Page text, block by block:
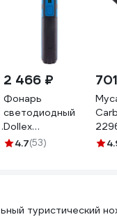
2 466 ₽
Фонарь
светодиодный
Dollex
аккумуляторный,
4.7(53)
туристический